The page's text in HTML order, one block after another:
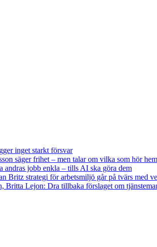
inget starkt försvar
säger frihet – men talar om vilka som hör
andras jobb enkla – tills AI ska göra dem
Britz strategi för arbetsmiljö går på tvärs med
Britta Lejon: Dra tillbaka förslaget om